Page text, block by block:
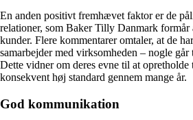
En anden positivt fremhævet faktor er de
relationer, som Baker Tilly Danmark formår
kunder. Flere kommentarer omtaler, at de
samarbejder med virksomheden – nogle går
Dette vidner om deres evne til at
konsekvent høj standard gennem mange år.
God kommunikation